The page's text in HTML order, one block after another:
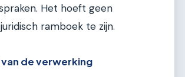
Het hoeft geen
ramboek te zijn.
van de verwerking